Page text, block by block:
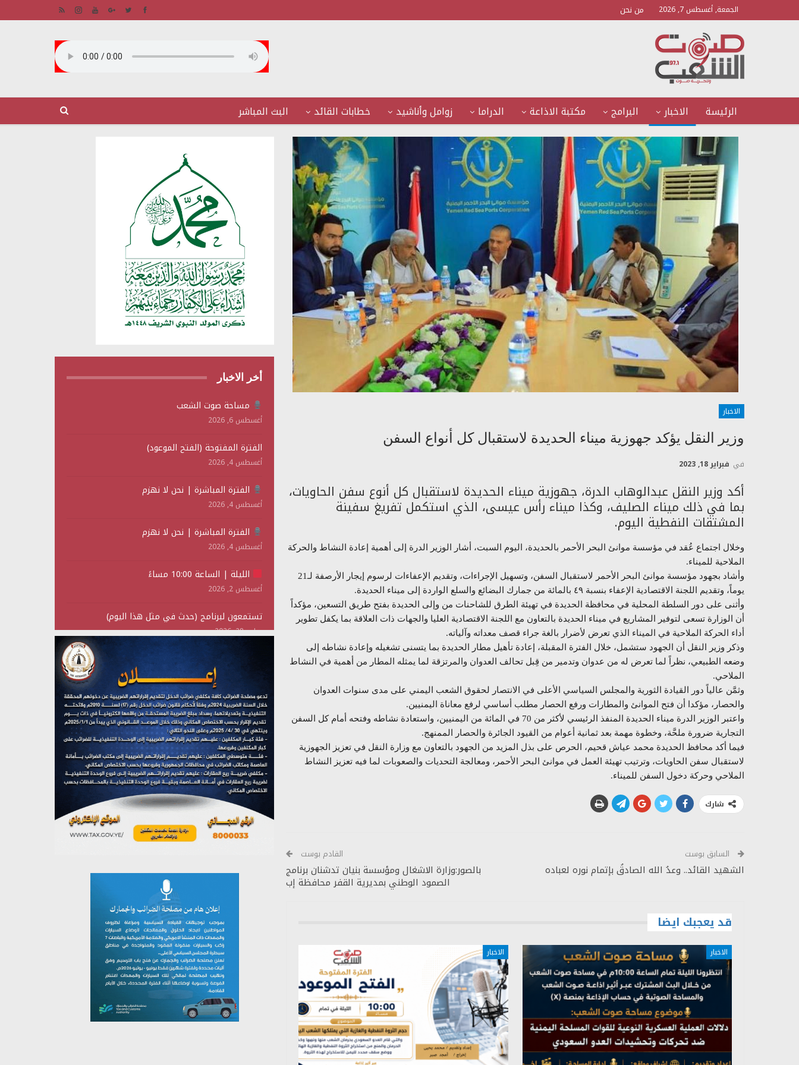
الجمعة, أغسطس 7, 2026 من نحن
الرئيسة الاخبار البرامج مكتبة الاذاعة الدراما زوامل وأناشيد خطابات القائد البث المباشر
الاخبار
وزير النقل يؤكد جهوزية ميناء الحديدة لاستقبال كل أنواع السفن
في فبراير 18, 2023
أكد وزير النقل عبدالوهاب الدرة، جهوزية ميناء الحديدة لاستقبال كل أنوع سفن الحاويات،
بما في ذلك ميناء الصليف، وكذا ميناء رأس عيسى، الذي استكمل تفريغ سفينة
المشتقات النفطية اليوم.
وخلال اجتماع عُقد في مؤسسة موانئ البحر الأحمر بالحديدة، اليوم السبت، أشار الوزير الدرة إلى أهمية إعادة النشاط والحركة
الملاحية للميناء.
وأشاد بجهود مؤسسة موانئ البحر الأحمر لاستقبال السفن، وتسهيل الإجراءات، وتقديم الإعفاءات لرسوم إيجار الأرصفة لـ21
يوماً، وتقديم اللجنة الاقتصادية الإعفاء بنسبة ٤٩ بالمائة من جمارك البضائع والسلع الواردة إلى ميناء الحديدة.
وأثنى على دور السلطة المحلية في محافظة الحديدة في تهيئة الطرق للشاحنات من وإلى الحديدة بفتح طريق التسعين، مؤكداً
أن الوزارة تسعى لتوفير المشاريع في ميناء الحديدة بالتعاون مع اللجنة الاقتصادية العليا والجهات ذات العلاقة بما يكفل تطوير
أداء الحركة الملاحية في الميناء الذي تعرض لأضرار بالغة جراء قصف معداته وآلياته.
وذكر وزير النقل أن الجهود ستشمل، خلال الفترة المقبلة، إعادة تأهيل مطار الحديدة بما يتسنى تشغيله وإعادة نشاطه إلى
وضعه الطبيعي، نظراً لما تعرض له من عدوان وتدمير من قِبل تحالف العدوان والمرتزقة لما يمثله المطار من أهمية في النشاط
الملاحي.
وثمَّن عالياً دور القيادة الثورية والمجلس السياسي الأعلى في الانتصار لحقوق الشعب اليمني على مدى سنوات العدوان
والحصار، مؤكدا أن فتح الموانئ والمطارات ورفع الحصار مطلب أساسي لرفع معاناة اليمنيين.
واعتبر الوزير الدرة ميناء الحديدة المنفذ الرئيسي لأكثر من 70 في المائة من اليمنيين، واستعادة نشاطه وفتحه أمام كل السفن
التجارية ضرورة ملحَّة، وخطوة مهمة بعد ثمانية أعوام من القيود الجائرة والحصار الممنهج.
فيما أكد محافظ الحديدة محمد عياش قحيم، الحرص على بذل المزيد من الجهود بالتعاون مع وزارة النقل في تعزيز الجهوزية
لاستقبال سفن الحاويات، وترتيب تهيئة العمل في موانئ البحر الأحمر، ومعالجة التحديات والصعوبات لما فيه تعزيز النشاط
الملاحي وحركة دخول السفن للميناء.
شارك
السابق بوست
الشهيد القائد.. وعدُ الله الصادقُ بإتمام نوره لعباده
القادم بوست
بالصور:وزارة الاشغال ومؤسسة بنيان تدشنان برنامج
الصمود الوطني بمديرية القفر محافظة إب
قد يعجبك ايضا
الاخبار الاخبار
أخر الاخبار
مساحة صوت الشعب
أغسطس 6, 2026
الفترة المفتوحة (الفتح الموعود)
أغسطس 4, 2026
الفترة المباشرة | نحن لا نهزم
أغسطس 4, 2026
الفترة المباشرة | نحن لا نهزم
أغسطس 4, 2026
الليلة | الساعة 10:00 مساءً
أغسطس 2, 2026
تستمعون لبرنامج (حدث في مثل هذا اليوم)
يوليو 28, 2026
(نحن لا نهزم) بث مباشر
تستمعون لبرنامج (هندسة الوهم)
يوليو 28, 2026
مؤتمر صحفي لمركز عين الإنسانية حول جرائم تحالف
العدوان على اليمن
يوليو 27, 2026
تستمعون لبرنامج (مع السيد القائد)
يوليو 26, 2026